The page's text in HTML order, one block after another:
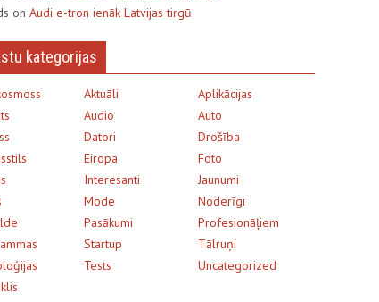
onAudi e-tron ienāk Latvijas tirgū
kategorijas
Aktuāli
Aplikācijas
Audio
Auto
Datori
Drošība
Eiropa
Foto
Interesanti
Jaunumi
Mode
Noderīgi
Pasākumi
Profesionāļiem
Startup
Tālruņi
Tests
Uncategorized